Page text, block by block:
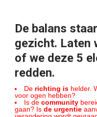
De balans
gezicht. Laten
of we deze 5
redden.
De richting is helder.
voor ogen hebben?
Is de community
gaan? Is de urgentie